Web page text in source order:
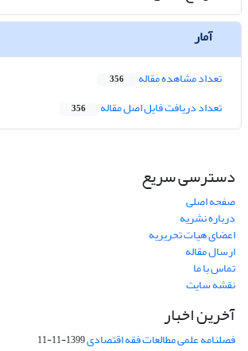
آمار
تعداد مشاهده مقاله 356
تعداد دریافت فایل اصل مقاله 356
دسترسی سریع
صفحه اصلی
درباره نشریه
اعضای هیات تحریریه
ارسال مقاله
تماس با ما
نقشه سایت
آخرین اخبار
فصلنامه علمی مطالعات فقه اقتصادی1399-11-11